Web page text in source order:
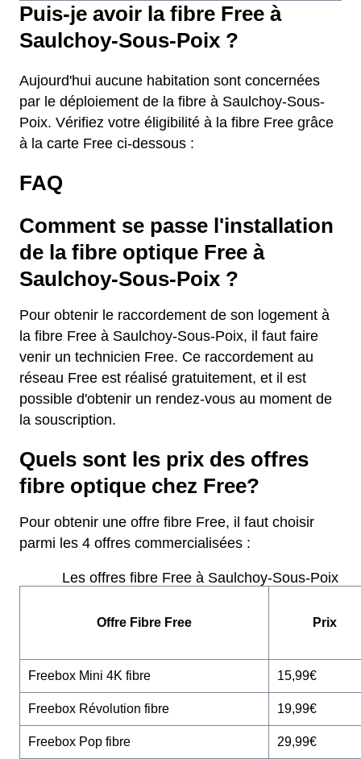
Puis-je avoir la fibre Free à
Saulchoy-Sous-Poix ?
Aujourd'hui aucune habitation sont concernées
par le déploiement de la fibre à Saulchoy-Sous-
Poix. Vérifiez votre éligibilité à la fibre Free grâce
à la carte Free ci-dessous :
FAQ
Comment se passe l'installation
de la fibre optique Free à
Saulchoy-Sous-Poix ?
Pour obtenir le raccordement de son logement à
la fibre Free à Saulchoy-Sous-Poix, il faut faire
venir un technicien Free. Ce raccordement au
réseau Free est réalisé gratuitement, et il est
possible d'obtenir un rendez-vous au moment de
la souscription.
Quels sont les prix des offres
fibre optique chez Free?
Pour obtenir une offre fibre Free, il faut choisir
parmi les 4 offres commercialisées :
Les offres fibre Free à Saulchoy-Sous-Poix
Offre Fibre Free Prix
Freebox Mini 4K fibre 15,99€
Freebox Révolution fibre 19,99€
Freebox Pop fibre 29,99€